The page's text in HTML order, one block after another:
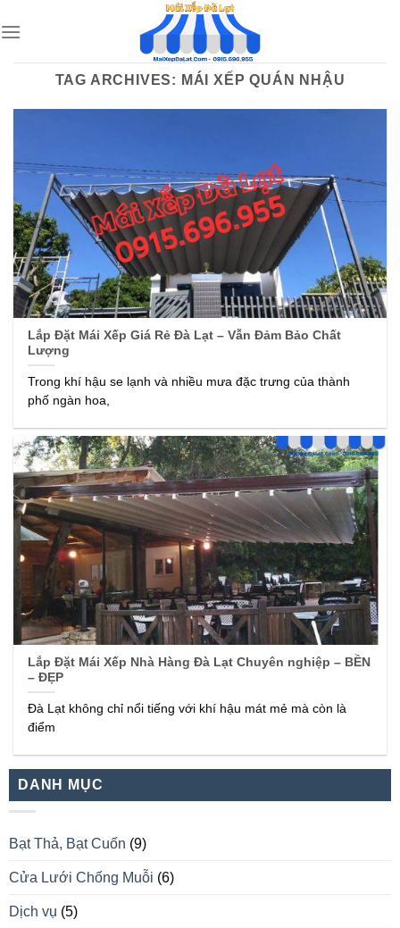
to
TAG ARCHIVES: MÁI XẾP QUÁN NHẬU
Lắp Đặt Mái Xếp Giá Rẻ Đà Lạt – Vẫn Đảm Bảo Chất
Lượng
Trong khí hậu se lạnh và nhiều mưa đặc trưng của thành
phố ngàn hoa,
Lắp Đặt Mái Xếp Nhà Hàng Đà Lạt Chuyên nghiệp – BỀN
– ĐẸP
Đà Lạt không chỉ nổi tiếng với khí hậu mát mẻ mà còn là
điểm
DANH MỤC
Bạt Thả, Bạt Cuốn (9)
Cửa Lưới Chống Muỗi (6)
Dịch vụ (5)